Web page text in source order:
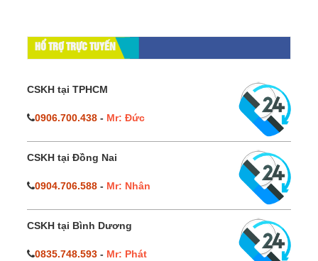
HỔ TRỢ TRỰC TUYẾN
CSKH tại TPHCM
0906.700.438 - Mr: Đức
CSKH tại Đồng Nai
0904.706.588 - Mr: Nhân
CSKH tại Bình Dương
0835.748.593 - Mr: Phát